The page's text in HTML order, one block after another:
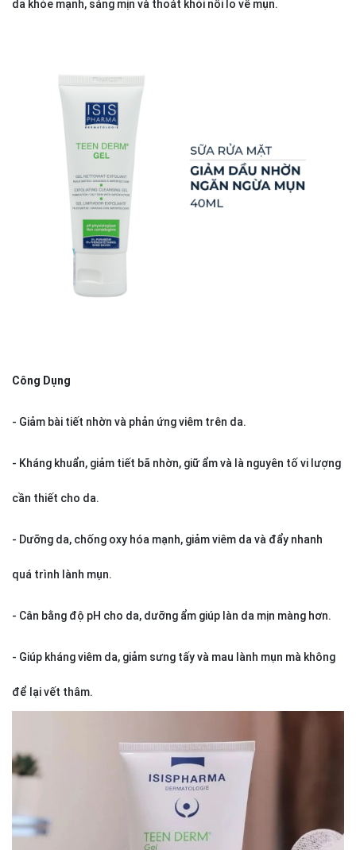
da khỏe mạnh, sáng mịn và thoát khỏi nỗi lo về mụn.
Công Dụng
- Giảm bài tiết nhờn và phản ứng viêm trên da.
- Kháng khuẩn, giảm tiết bã nhờn, giữ ẩm và là nguyên tố vi lượng
cần thiết cho da.
- Dưỡng da, chống oxy hóa mạnh, giảm viêm da và đẩy nhanh
quá trình lành mụn.
- Cân bằng độ pH cho da, dưỡng ẩm giúp làn da mịn màng hơn.
- Giúp kháng viêm da, giảm sưng tấy và mau lành mụn mà không
để lại vết thâm.